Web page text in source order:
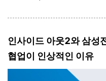
인사이드 아웃2와 삼성
협업이 인상적인 이유